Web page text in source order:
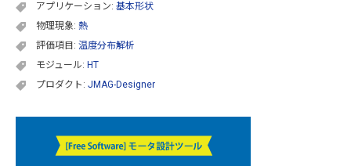
アプリケーション: 基本形状
物理現象: 熱
評価項目: 温度分布解析
モジュール: HT
プロダクト: JMAG-Designer